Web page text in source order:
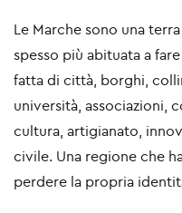
Le Marche sono una
spesso più abituata a
fatta di città, borghi,
università, associazioni,
cultura, artigianato,
civile. Una regione che
perdere la propria